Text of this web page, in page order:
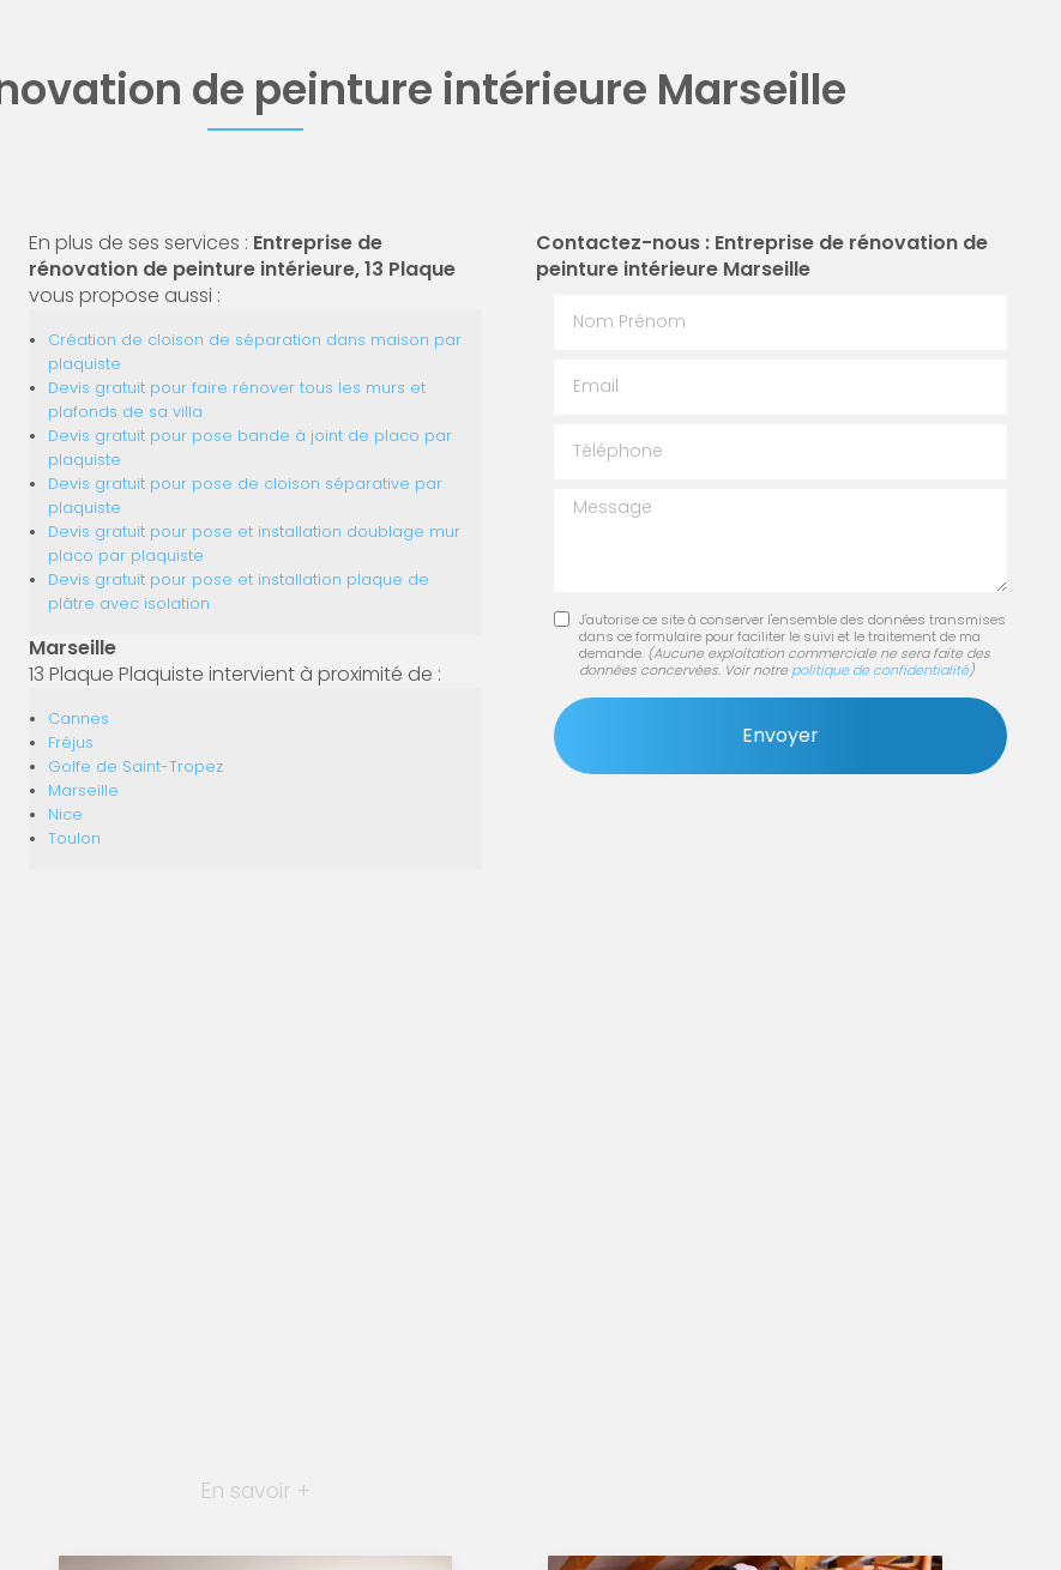
de peinture intérieure Marseille
En plus de ses services : Entreprise de
rénovation de peinture intérieure, 13 Plaque
vous propose aussi :
Création de cloison de séparation dans maison par
plaquiste
Devis gratuit pour faire rénover tous les murs et
plafonds de sa villa
Devis gratuit pour pose bande à joint de placo par
plaquiste
Devis gratuit pour pose de cloison séparative par
plaquiste
Devis gratuit pour pose et installation doublage mur
placo par plaquiste
Devis gratuit pour pose et installation plaque de
plâtre avec isolation
Marseille
13 Plaque Plaquiste intervient à proximité de :
Cannes
Fréjus
Golfe de Saint-Tropez
Marseille
Nice
Toulon
Contactez-nous : Entreprise de rénovation de
peinture intérieure Marseille
Message
J'autorise ce site à conserver l'ensemble des données transmises
dans ce formulaire pour faciliter le suivi et le traitement de ma
demande. (Aucune exploitation commerciale ne sera faite des
données concervées. Voir notre politique de confidentialité)
En savoir +